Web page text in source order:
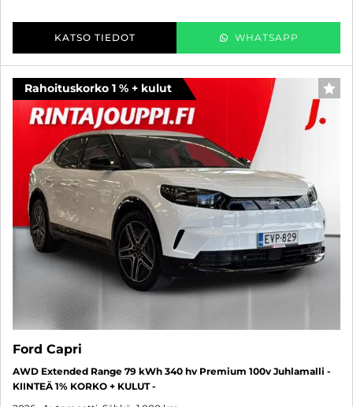
KATSO TIEDOT WHATSAPP
Rahoituskorko 1 % + kulut
Ford Capri
AWD Extended Range 79 kWh 340 hv Premium 100v Juhlamalli -
KIINTEÄ 1% KORKO + KULUT -